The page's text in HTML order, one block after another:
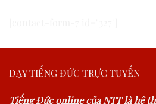
DẠY TIẾNG ĐỨC TRỰC TUYẾN
Tiếng Đức online của NTT là hệ